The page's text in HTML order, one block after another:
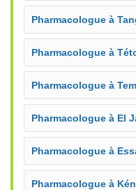
Pharmacologue à
Pharmacologue à
Pharmacologue à
Pharmacologue à El
Pharmacologue à
Pharmacologue à